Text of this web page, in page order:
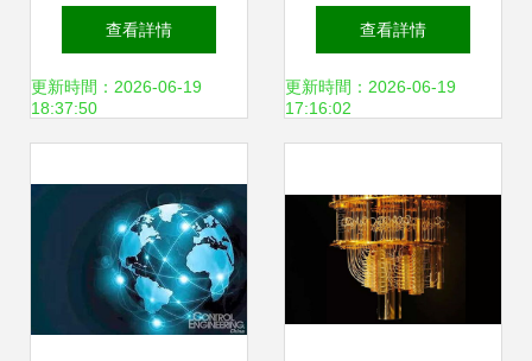
10量子比特運算服
務上線 開啟量子計
章
查看詳情
更新時間：2026-06-19
18:37:50
件到時空涌現，及
量子計算的應許之
查看詳情
更新時間：2026-06-19
17:16:02